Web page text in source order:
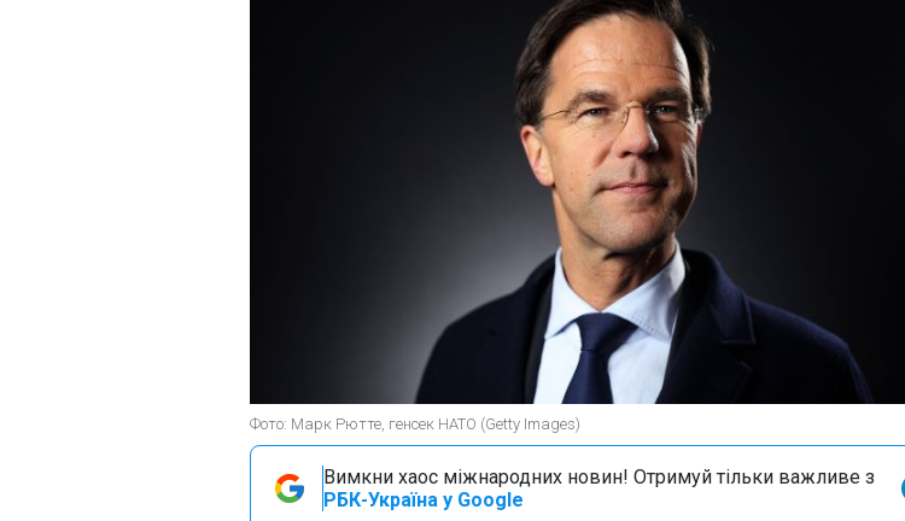
Фото: Марк Рютте, генсек НАТО (Getty Images)
Вимкни хаос міжнародних новин! Отримуй тільки важливе з
РБК-Україна у Google